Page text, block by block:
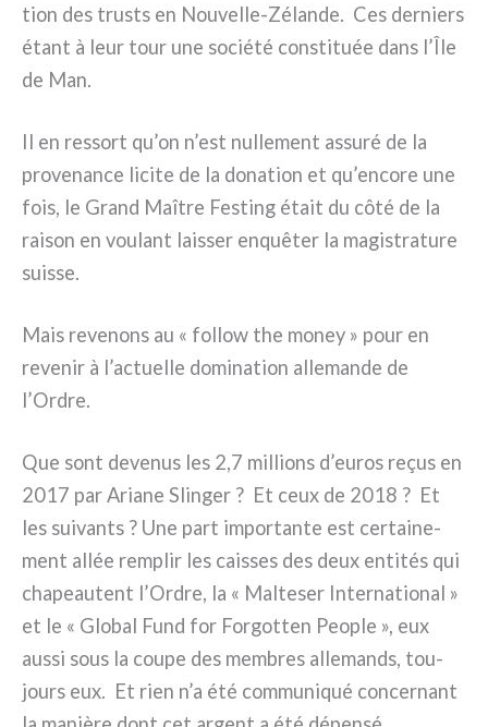
tion des trusts en Nouvelle-Zélande. Ces der­niers
étant à leur tour une socié­té con­sti­tuée dans l’Île
de Man.
Il en res­sort qu’on n’est nul­le­ment assu­ré de la
pro­ve­nan­ce lici­te de la dona­tion et qu’encore une
fois, le Grand Maître Festing était du côté de la
rai­son en vou­lant lais­ser enquê­ter la magi­stra­tu­re
suis­se.
Mais reve­nons au « fol­low the money » pour en
reve­nir à l’actuelle domi­na­tion alle­man­de de
l’Ordre.
Que sont deve­nus les 2,7 mil­lions d’euros reçus en
2017 par Ariane Slinger ? Et ceux de 2018 ? Et
les sui­van­ts ? Une part impor­tan­te est cer­tai­ne­
ment allée rem­plir les cais­ses des deux enti­tés qui
cha­peau­tent l’Ordre, la « Malteser International »
et le « Global Fund for Forgotten People », eux
aus­si sous la cou­pe des mem­bres alle­mands, tou­
jours eux. Et rien n’a été com­mu­ni­qué con­cer­nant